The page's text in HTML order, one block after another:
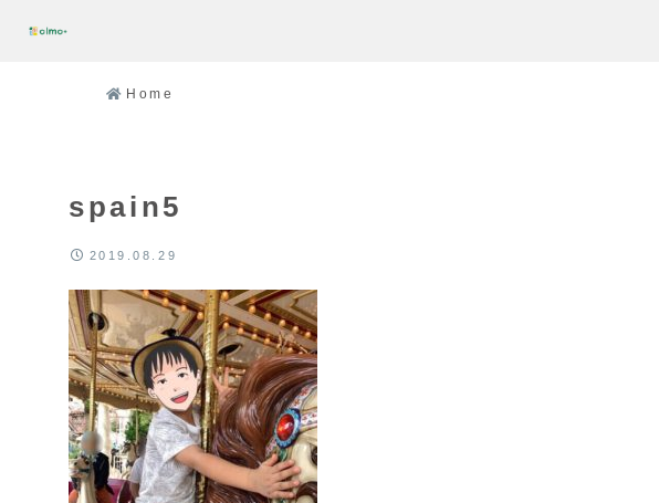
Home
spain5
2019.08.29